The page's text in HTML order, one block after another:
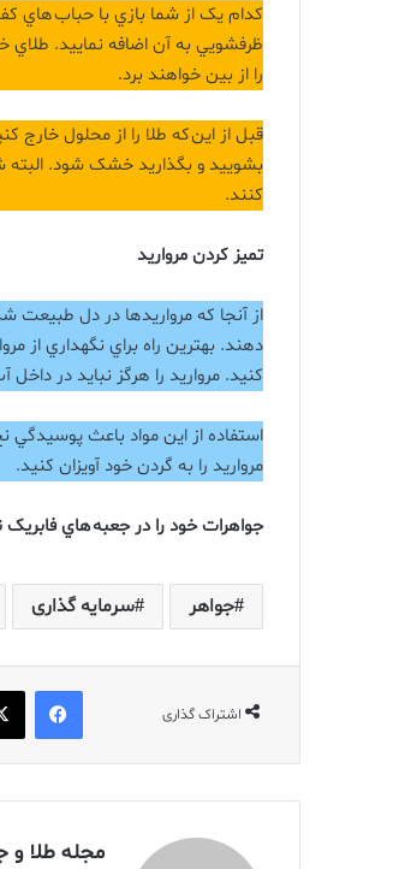
کدام يک از شما بازي با حباب هاي
ظرفشويي به آن اضافه نماييد.
را از بين خواهند برد.
قبل از اين که طلا را از محلول
بشوييد و بگذاريد خشک شود. البته
کنند.
تميز کردن مرواريد
از آنجا که مرواريدها در دل طبيعت
دهند. بهترين راه براي نگهداري از
کنيد. مرواريد را هرگز نبايد در داخل
استفاده از اين مواد باعث پوسيدگي
مرواريد را به گردن خود آويزان کنيد.
جواهرات خود را در جعبه هاي فابريک
جواهر سرمایه گذاری
اشتراک گذاری
فیس بوک
مجله طلا و